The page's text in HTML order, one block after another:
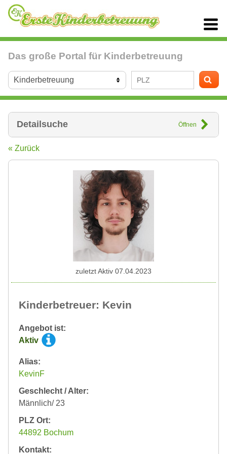
Das große Portal für Kinderbetreuung
Detailsuche Öffnen
« Zurück
Kinderbetreuer: Kevin
Angebot ist:
Aktiv
Alias:
KevinF
Geschlecht / Alter:
Männlich/ 23
PLZ Ort:
44892 Bochum
Kontakt:
zuletzt Aktiv 07.04.2023